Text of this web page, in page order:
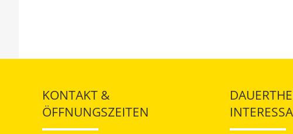
KONTAKT &
ÖFFNUNGSZEITEN